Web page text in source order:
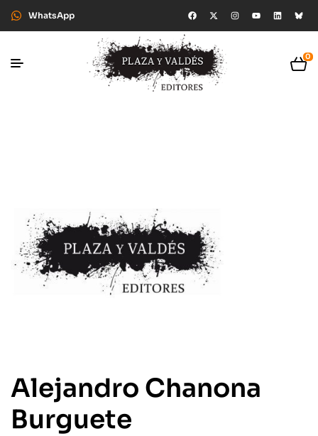
WhatsApp
0
Alejandro Chanona
Burguete